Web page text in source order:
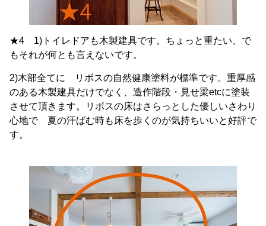
★4 1)トイレドアも木製建具です。ちょっと重たい、で
もそれが何とも言えないです。
2)木部全てに リボスの自然健康塗料が標準です。重厚感
のある木製建具だけでなく、造作階段・見せ梁etcに塗装
させて頂きます。リボスの床はさらっとした優しいさわり
心地で 夏の汗ばむ時も床を歩くのが気持ちいいと好評で
す。